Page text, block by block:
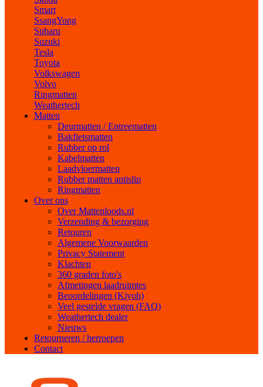
Smart
SsangYong
Subaru
Suzuki
Tesla
Toyota
Volkswagen
Volvo
Ringmatten
Weathertech
Matten
Deurmatten / Entreematten
Bakfietsmatten
Rubber op rol
Kabelmatten
Laadvloermatten
Rubber matten antislip
Ringmatten
Over ons
Over Mattenloods.nl
Verzending & bezorging
Retouren
Algemene Voorwaarden
Privacy Statement
Klachten
360 graden foto's
Afmetingen laadruimtes
Beoordelingen (Kiyoh)
Veel gestelde vragen (FAQ)
Weathertech dealer
Nieuws
Retourneren / herroepen
Contact